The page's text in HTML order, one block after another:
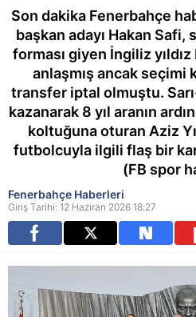
Son dakika Fenerbahçe
başkan adayı Hakan
forması giyen İngiliz
anlaşmış ancak seçimi
transfer iptal olmuştu.
kazanarak 8 yıl aranın
koltuğuna oturan Aziz
futbolcuyla ilgili flaş bir
(FB spor
Fenerbahçe Haberleri
Giriş Tarihi: 12 Haziran 2026 18:27